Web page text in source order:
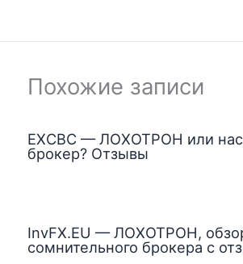
Похожие записи
EXCBC — ЛОХОТРОН или
брокер? Отзывы
InvFX.EU — ЛОХОТРОН,
сомнительного брокера с